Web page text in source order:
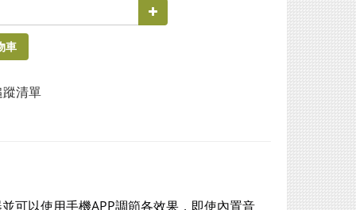
車
清單
可以使用手機APP調節各效果，即使內置音